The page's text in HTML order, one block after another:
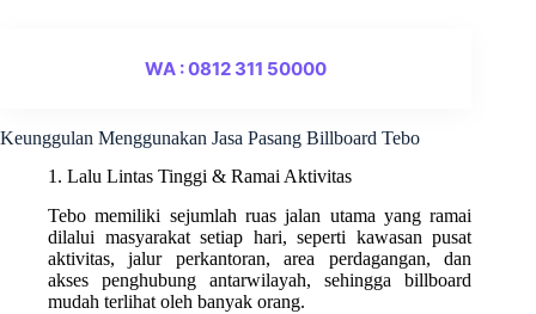
WA : 0812 311 50000
Keunggulan Menggunakan Jasa Pasang Billboard Tebo
1. Lalu Lintas Tinggi & Ramai Aktivitas
Tebo memiliki sejumlah ruas jalan utama yang ramai
dilalui masyarakat setiap hari, seperti kawasan pusat
aktivitas, jalur perkantoran, area perdagangan, dan
akses penghubung antarwilayah, sehingga billboard
mudah terlihat oleh banyak orang.